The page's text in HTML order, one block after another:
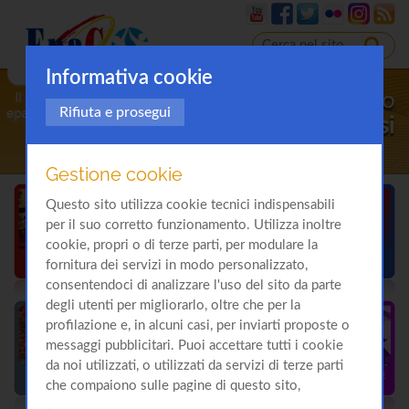
Il sito
Cirrosi
Informativa cookie
Rifiuta e prosegui
Gestione cookie
Questo sito utilizza cookie tecnici indispensabili
per il suo corretto funzionamento. Utilizza inoltre
cookie, propri o di terze parti, per modulare la
fornitura dei servizi in modo personalizzato,
consentendoci di analizzare l'uso del sito da parte
degli utenti per migliorarlo, oltre che per la
profilazione e, in alcuni casi, per inviarti proposte o
messaggi pubblicitari. Puoi accettare tutti i cookie
da noi utilizzati, o utilizzati da servizi di terze parti
che compaiono sulle pagine di questo sito,
premendo il pulsante "Accetta tutti i cookie"